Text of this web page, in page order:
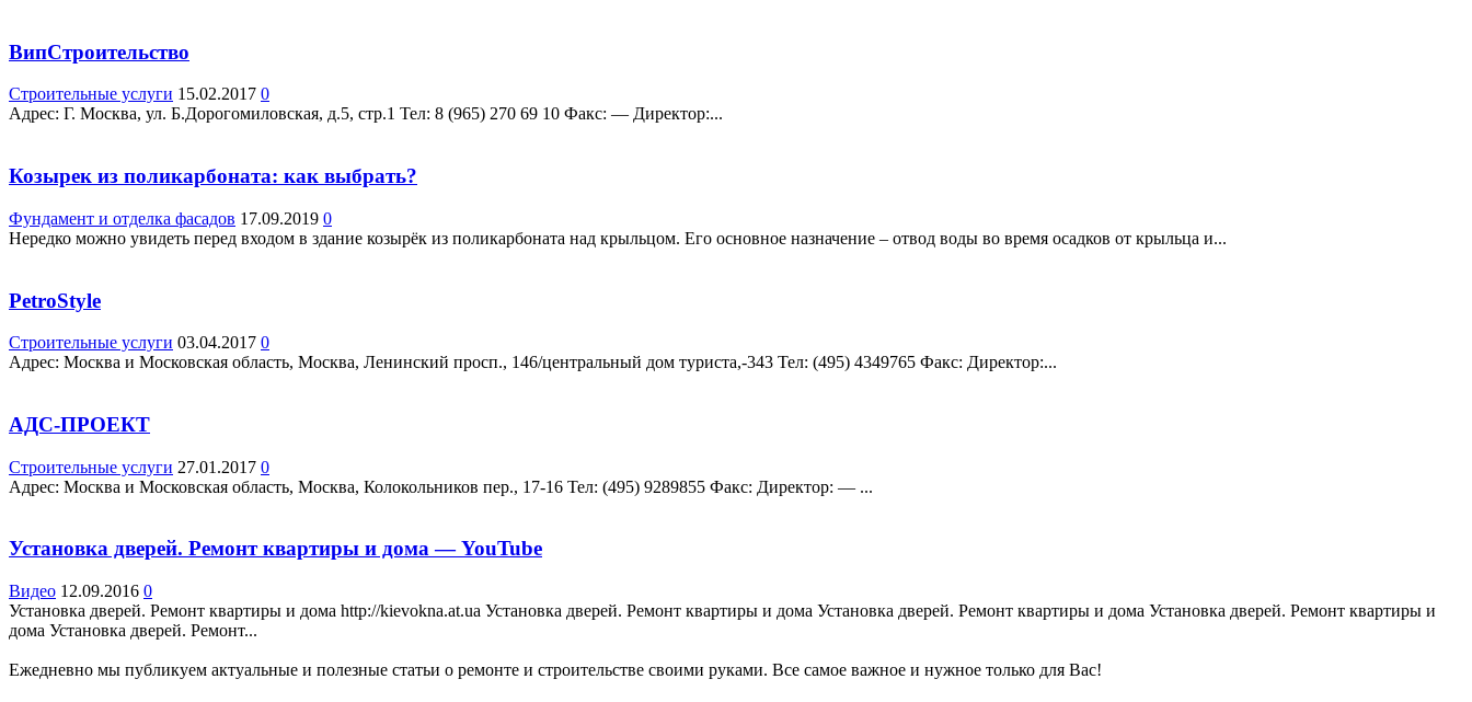
ВипСтроительство
Строительные услуги 15.02.2017 0
Адрес: Г. Москва, ул. Б.Дорогомиловская, д.5, стр.1 Teл: 8 (965) 270 69 10 Факс: — Директор:...
Козырек из поликарбоната: как выбрать?
Фундамент и отделка фасадов 17.09.2019 0
Нередко можно увидеть перед входом в здание козырёк из поликарбоната над крыльцом. Его основное назначение – отвод воды во время осадков от крыльца и...
PetroStyle
Строительные услуги 03.04.2017 0
Адрес: Москва и Московская область, Москва, Ленинский просп., 146/центральный дом туриста,-343 Teл: (495) 4349765 Факс: Директор:...
АДС-ПРОЕКТ
Строительные услуги 27.01.2017 0
Адрес: Москва и Московская область, Москва, Колокольников пер., 17-16 Teл: (495) 9289855 Факс: Директор: — ...
Установка дверей. Ремонт квартиры и дома — YouTube
Видео 12.09.2016 0
Установка дверей. Ремонт квартиры и дома http://kievokna.at.ua Установка дверей. Ремонт квартиры и дома Установка дверей. Ремонт квартиры и дома Установка дверей. Ремонт квартиры и
дома Установка дверей. Ремонт...
Ежедневно мы публикуем актуальные и полезные статьи о ремонте и строительстве своими руками. Все самое важное и нужное только для Вас!